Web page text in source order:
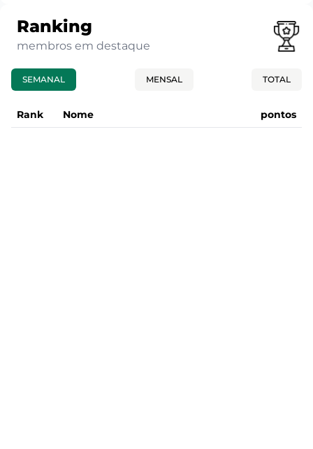
Ranking
membros em destaque
SEMANAL MENSAL TOTAL
Rank Nome pontos